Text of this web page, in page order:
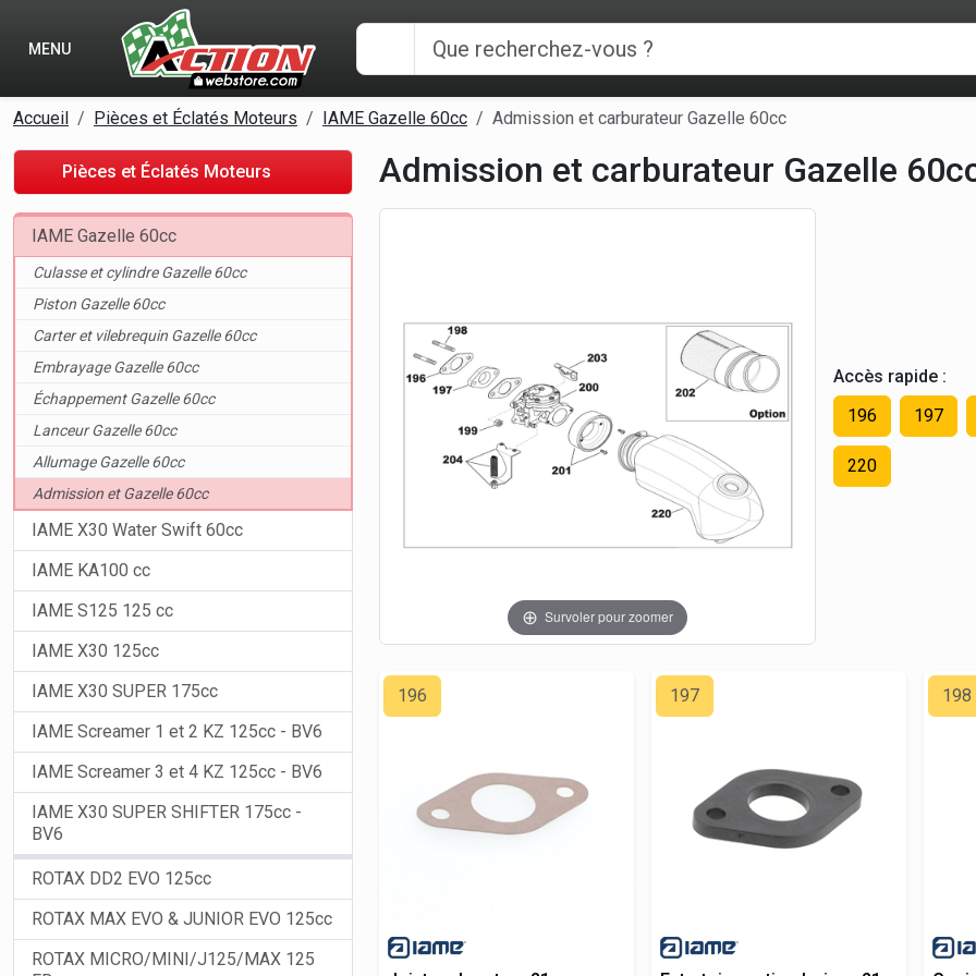
Panneau de gestion des cookies
MENU
Accueil Pièces et Éclatés Moteurs IAME Gazelle 60cc Admission et carburateur Gazelle 60cc
Admission et carburateur Gazelle
Survoler pour zoomer
Accès rapide :
196
197
220
196 197 198
Pièces et Éclatés Moteurs
IAME Gazelle 60cc
Culasse et cylindre Gazelle 60cc
Piston Gazelle 60cc
Carter et vilebrequin Gazelle 60cc
Embrayage Gazelle 60cc
Échappement Gazelle 60cc
Lanceur Gazelle 60cc
Allumage Gazelle 60cc
Admission et Gazelle 60cc
IAME X30 Water Swift 60cc
IAME KA100 cc
IAME S125 125 cc
IAME X30 125cc
IAME X30 SUPER 175cc
IAME Screamer 1 et 2 KZ 125cc - BV6
IAME Screamer 3 et 4 KZ 125cc - BV6
IAME X30 SUPER SHIFTER 175cc -
BV6
ROTAX DD2 EVO 125cc
ROTAX MAX EVO & JUNIOR EVO 125cc
ROTAX MICRO/MINI/J125/MAX 125